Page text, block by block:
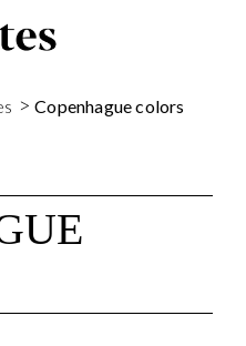
>Copenhague colors